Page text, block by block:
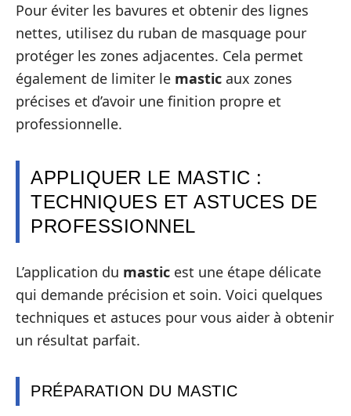
Pour éviter les bavures et obtenir des lignes
nettes, utilisez du ruban de masquage pour
protéger les zones adjacentes. Cela permet
également de limiter le mastic aux zones
précises et d’avoir une finition propre et
professionnelle.
APPLIQUER LE MASTIC :
TECHNIQUES ET ASTUCES DE
PROFESSIONNEL
L’application du mastic est une étape délicate
qui demande précision et soin. Voici quelques
techniques et astuces pour vous aider à obtenir
un résultat parfait.
PRÉPARATION DU MASTIC